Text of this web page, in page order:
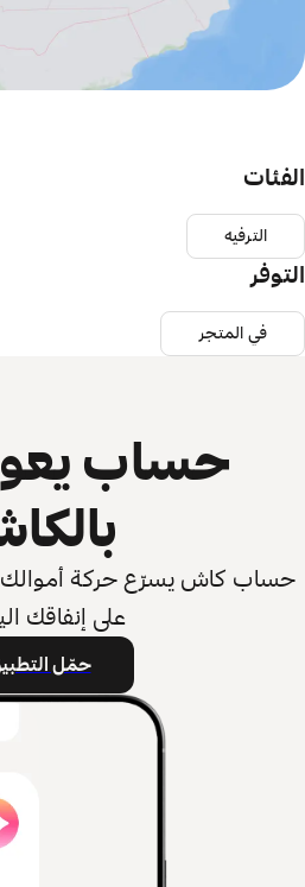
الفئات
الترفيه
التوفر
في المتجر
حساب
حساب كاش يسرّع حركة أموالك
على إنفاقك
حمّل